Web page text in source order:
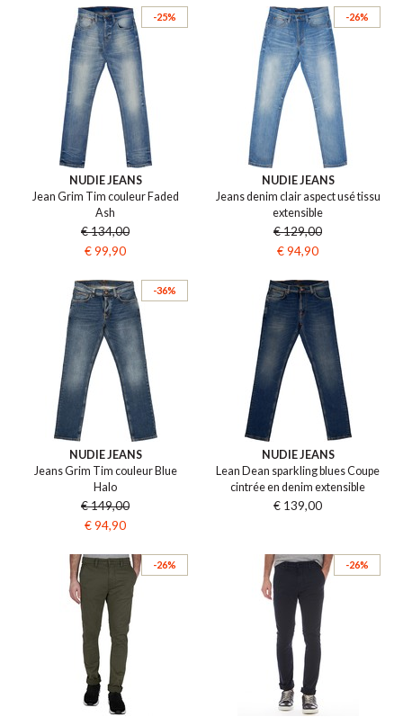
-25%
NUDIE JEANS
Jean Grim Tim couleur Faded
Ash
€ 134,00
€ 99,90
-26%
NUDIE JEANS
Jeans denim clair aspect usé tissu
extensible
€ 129,00
€ 94,90
-36%
NUDIE JEANS
Jeans Grim Tim couleur Blue
Halo
€ 149,00
€ 94,90
NUDIE JEANS
Lean Dean sparkling blues Coupe
cintrée en denim extensible
€ 139,00
-26% -26%